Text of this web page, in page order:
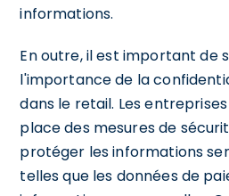
informations.
En outre, il est important de
l'importance de la
dans le retail. Les
place des mesures de
protéger les informations
telles que les données de